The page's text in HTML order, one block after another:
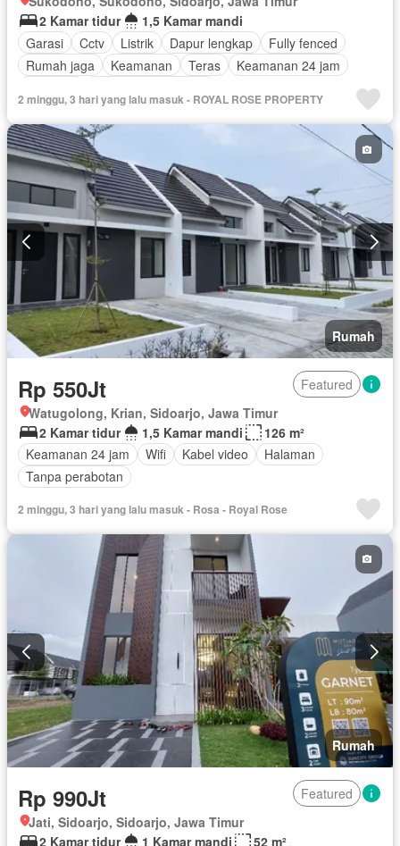
2 Kamar tidur
1,5 Kamar mandi
Garasi
Cctv Listrik Dapur lengkap
Fully fenced
Rumah jaga
Keamanan Teras
Keamanan 24 jam
2 minggu, 3 hari yang lalu masuk - ROYAL ROSE PROPERTY
Rumah
Rp 550Jt
Featured
Watugolong, Krian, Sidoarjo, Jawa Timur
2 Kamar tidur
1,5 Kamar mandi
126 m²
Keamanan 24 jam
Wifi Kabel video
Halaman
Tanpa perabotan
2 minggu, 3 hari yang lalu masuk - Rosa - Royal Rose
Rumah
Rp 990Jt
Featured
Jati, Sidoarjo, Sidoarjo, Jawa Timur
2 Kamar tidur
1 Kamar mandi 52 m²